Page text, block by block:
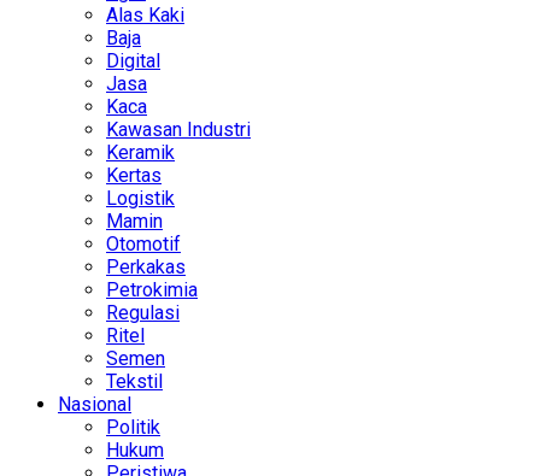
Alas Kaki
Baja
Digital
Jasa
Kaca
Kawasan Industri
Keramik
Kertas
Logistik
Mamin
Otomotif
Perkakas
Petrokimia
Regulasi
Ritel
Semen
Tekstil
Nasional
Politik
Hukum